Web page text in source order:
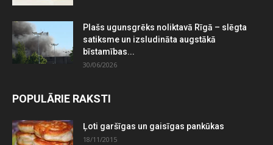
Plašs ugunsgrēks noliktavā Rīgā – slēgta
satiksme un izsludināta augstākā
bīstamības...
30/06/2026
POPULĀRIE RAKSTI
Ļoti garšīgas un gaisīgas pankūkas
18/11/2015